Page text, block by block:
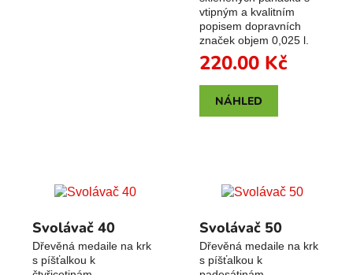
vtipným a kvalitním
popisem dopravních
značek objem 0,025 l.
220.00 Kč
NÁHLED
Svolávač 40
Dřevěná medaile na krk
s píšťalkou k
Svolávač 50
Dřevěná medaile na krk
s píšťalkou k